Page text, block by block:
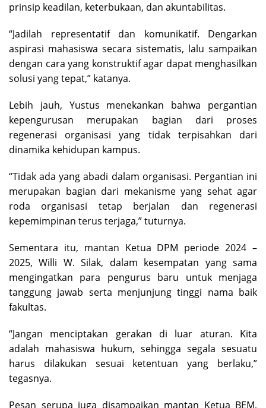
prinsip keadilan, keterbukaan, dan akuntabilitas.
“Jadilah representatif dan komunikatif. Dengarkan
aspirasi mahasiswa secara sistematis, lalu sampaikan
dengan cara yang konstruktif agar dapat menghasilkan
solusi yang tepat,” katanya.
Lebih jauh, Yustus menekankan bahwa pergantian
kepengurusan merupakan bagian dari proses
regenerasi organisasi yang tidak terpisahkan dari
dinamika kehidupan kampus.
“Tidak ada yang abadi dalam organisasi. Pergantian ini
merupakan bagian dari mekanisme yang sehat agar
roda organisasi tetap berjalan dan regenerasi
kepemimpinan terus terjaga,” tuturnya.
Sementara itu, mantan Ketua DPM periode 2024 –
2025, Willi W. Silak, dalam kesempatan yang sama
mengingatkan para pengurus baru untuk menjaga
tanggung jawab serta menjunjung tinggi nama baik
fakultas.
“Jangan menciptakan gerakan di luar aturan. Kita
adalah mahasiswa hukum, sehingga segala sesuatu
harus dilakukan sesuai ketentuan yang berlaku,”
tegasnya.
Pesan serupa juga disampaikan mantan Ketua BEM,